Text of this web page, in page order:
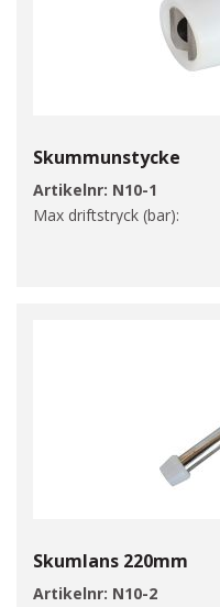
Skummunstycke
Artikelnr: N10-1
Max driftstryck (bar):
Skumlans 220mm
Artikelnr: N10-2